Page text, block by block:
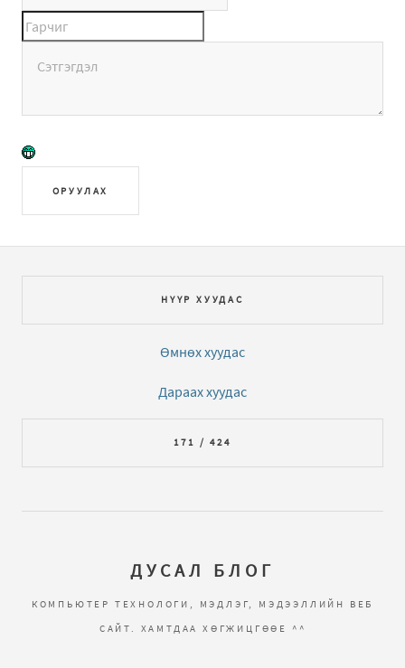
ОРУУЛАХ
НҮҮР ХУУДАС
Өмнөх хуудас
Дараах хуудас
171 / 424
ДУСАЛ БЛОГ
КОМПЬЮТЕР ТЕХНОЛОГИ, МЭДЛЭГ, МЭДЭЭЛЛИЙН ВЕБ
САЙТ. ХАМТДАА ХӨГЖИЦГӨӨЕ ^^